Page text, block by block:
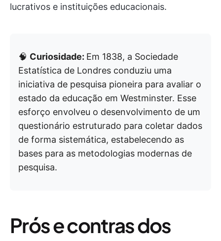
lucrativos e instituições educacionais.
🧠 Curiosidade: Em 1838, a Sociedade
Estatística de Londres conduziu uma
iniciativa de pesquisa pioneira para avaliar o
estado da educação em Westminster. Esse
esforço envolveu o desenvolvimento de um
questionário estruturado para coletar dados
de forma sistemática, estabelecendo as
bases para as metodologias modernas de
pesquisa.
Prós e contras dos